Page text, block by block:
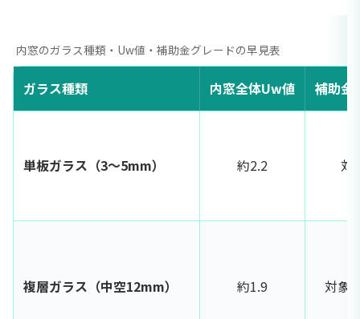
内窓のガラス種類・Uw値・補助金グレードの早見表
ガラス種類 内窓全体Uw値 補助金
単板ガラス（3〜5mm） 約2.2 対
複層ガラス（中空12mm） 約1.9 対象